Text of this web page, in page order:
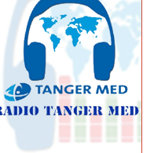
طنجة.. مصرع شابة عشرينية
غرقا داخل بحيرة بمنطقة
الگوارت
الجمعة 07 غشت | 20:08
باستخدام مفاتيح مزورة..
سرقة منازل تطيح بشخصين
في قبضة الشرطة
طنجة.. العثور على جثة أربعيني